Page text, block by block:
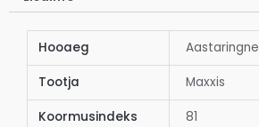
Hooaeg Aastaringne
Tootja Maxxis
Koormusindeks 81